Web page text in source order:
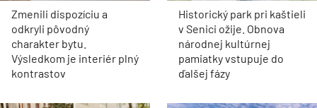
Zmenili dispozíciu a
odkryli pôvodný
charakter bytu.
Výsledkom je interiér plný
kontrastov
Historický park pri kaštieli
v Senici ožije. Obnova
národnej kultúrnej
pamiatky vstupuje do
ďalšej fázy